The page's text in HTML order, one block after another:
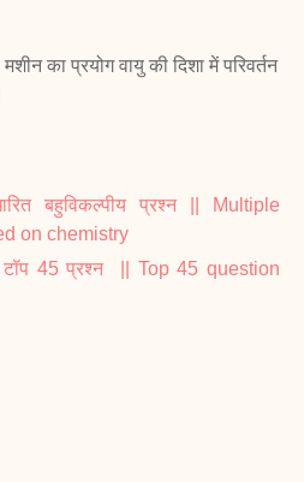
का प्रयोग वायु की दिशा में परिवर्तन
बहुविकल्पीय प्रश्न || Multiple
on chemistry
टॉप 45 प्रश्न || Top 45 question